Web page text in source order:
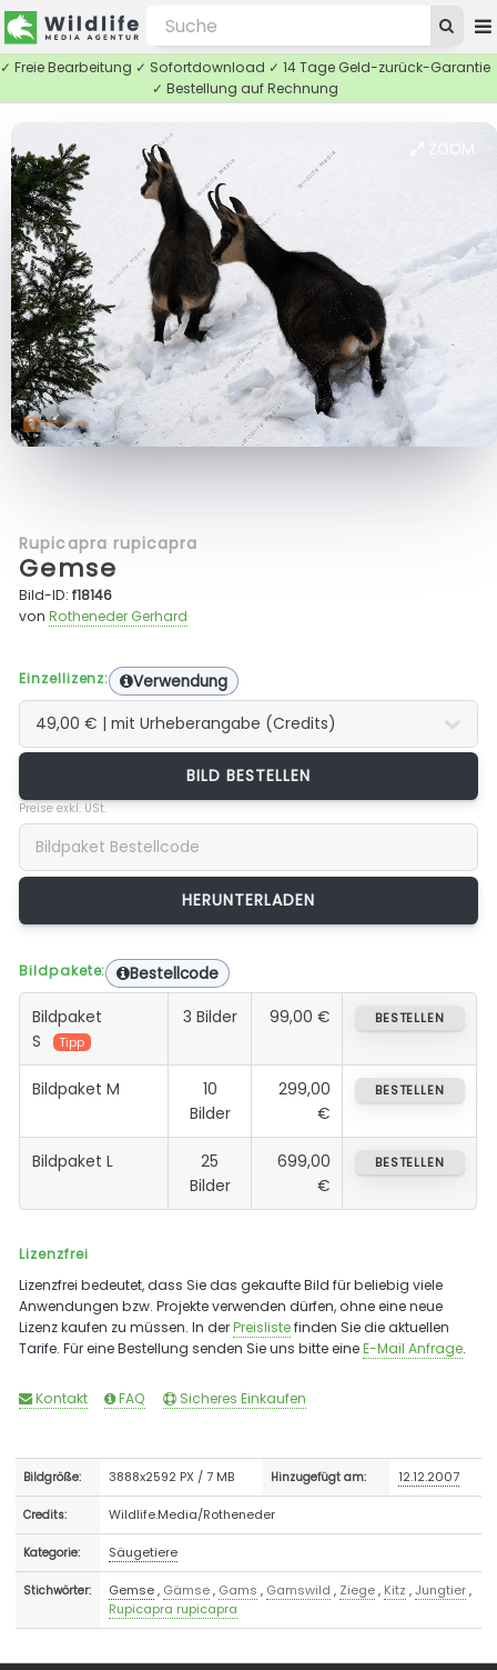
✓ Freie Bearbeitung ✓ Sofortdownload ✓ 14 Tage Geld-zurück-Garantie
✓ Bestellung auf Rechnung
ZOOM
Rupicapra rupicapra
Gemse
Bild-ID:f18146
vonRotheneder Gerhard
Einzellizenz: Verwendung
BILD BESTELLEN
Preise exkl. USt.
Bildpakete: Bestellcode
Bildpaket
S
Tipp
3 Bilder 99,00 € BESTELLEN
Bildpaket M
10
Bilder
299,00
€
BESTELLEN
Bildpaket L
25
Bilder
699,00
€
BESTELLEN
Lizenzfrei
Lizenzfrei bedeutet, dass Sie das gekaufte Bild für beliebig viele
Anwendungen bzw. Projekte verwenden dürfen, ohne eine neue
Lizenz kaufen zu müssen. In derPreislistefinden Sie die aktuellen
Tarife. Für eine Bestellung senden Sie uns bitte eineE-Mail Anfrage.
Kontakt FAQ Sicheres Einkaufen
Bildgröße: 3888x2592 PX / 7 MB Hinzugefügt am: 12.12.2007
Credits: Wildlife.Media/Rotheneder
Kategorie: Säugetiere
Stichwörter: Gemse, Gämse, Gams , Gamswild , Ziege, Kitz ,Jungtier,
Rupicapra rupicapra